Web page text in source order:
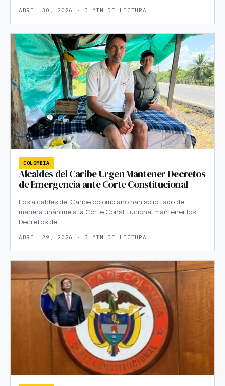
ABRIL 30, 2026 · 3 MIN DE LECTURA
COLOMBIA
Alcaldes del Caribe Urgen Mantener Decretos
de Emergencia ante Corte Constitucional
Los alcaldes del Caribe colombiano han solicitado de
manera unánime a la Corte Constitucional mantener los
Decretos de…
ABRIL 29, 2026 · 3 MIN DE LECTURA